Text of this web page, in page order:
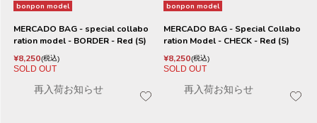
bonpon model
MERCADO BAG - special collabo
ration model - BORDER - Red (S)
¥8,250 税込
SOLD OUT
再入荷お知らせ
bonpon model
MERCADO BAG - Special Collabo
ration Model - CHECK - Red (S)
¥8,250 税込
SOLD OUT
再入荷お知らせ